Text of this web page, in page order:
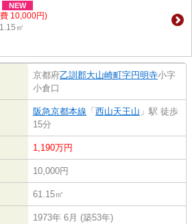
NEW
10,000円)
㎡
京都府乙訓郡大山崎町字円明寺小字
小倉口
阪急京都本線 「 西山天王山 」駅 徒歩
15分
1,190万円
10,000円
61.15㎡
1973年 6月 (築53年)